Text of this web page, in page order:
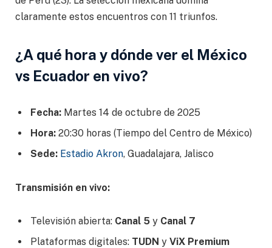
claramente estos encuentros con 11 triunfos.
¿A qué hora y dónde ver el México
vs Ecuador en vivo?
Fecha: Martes 14 de octubre de 2025
Hora: 20:30 horas (Tiempo del Centro de México)
Sede: Estadio Akron, Guadalajara, Jalisco
Transmisión en vivo:
Televisión abierta: Canal 5 y Canal 7
Plataformas digitales: TUDN y ViX Premium